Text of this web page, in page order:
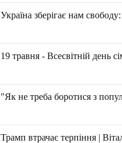
Україна зберігає нам
19 травня - Всесвітній день
"Як не треба боротися з
Трамп втрачає терпіння |